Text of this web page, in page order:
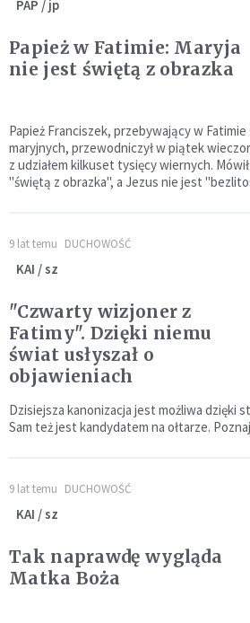
PAP / jp
Papież w Fatimie: Maryja
nie jest świętą z obrazka
Papież Franciszek, przebywający w
maryjnych, przewodniczył w piątek
z udziałem kilkuset tysięcy wiernych.
"świętą z obrazka", a Jezus nie jest
9 lat temu DUCHOWOŚĆ
KAI / sz
"Czwarty wizjoner z
Fatimy". Dzięki niemu
świat usłyszał o
objawieniach
Dzisiejsza kanonizacja jest możliwa dzięki
Sam też jest kandydatem na ołtarze.
9 lat temu DUCHOWOŚĆ
KAI / sz
Tak naprawdę wygląda
Matka Boża